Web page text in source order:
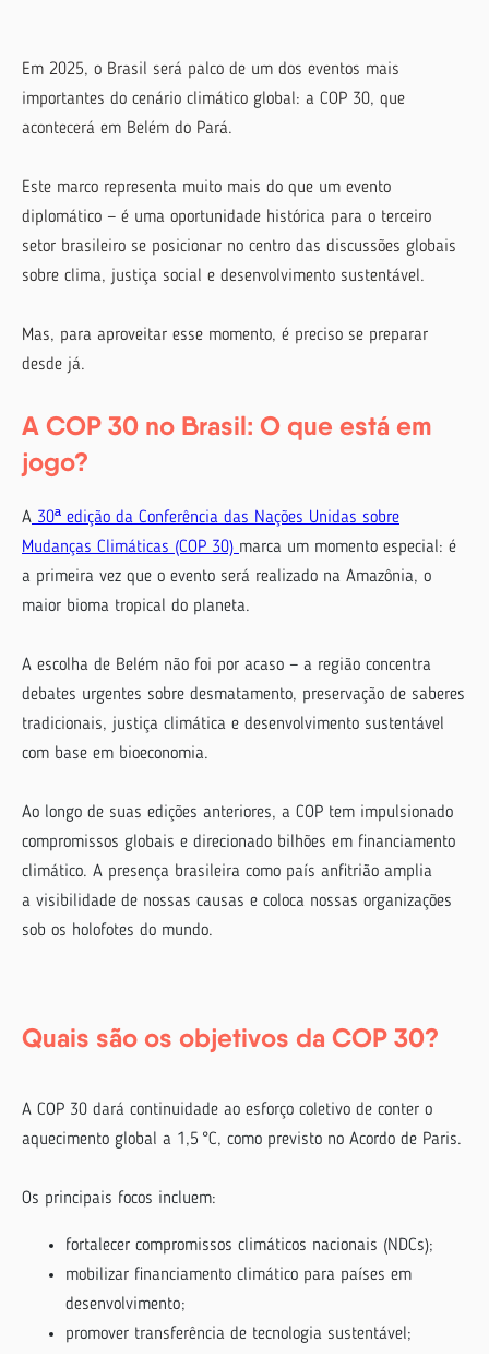
Em 2025, o Brasil será palco de um dos eventos mais
importantes do cenário climático global: a COP 30, que
acontecerá em Belém do Pará.
Este marco representa muito mais do que um evento
diplomático — é uma oportunidade histórica para o terceiro
setor brasileiro se posicionar no centro das discussões globais
sobre clima, justiça social e desenvolvimento sustentável.
Mas, para aproveitar esse momento, é preciso se preparar
desde já.
A COP 30 no Brasil: O que está em
jogo?
A 30ª edição da Conferência das Nações Unidas sobre
Mudanças Climáticas (COP 30) marca um momento especial: é
a primeira vez que o evento será realizado na Amazônia, o
maior bioma tropical do planeta.
A escolha de Belém não foi por acaso — a região concentra
debates urgentes sobre desmatamento, preservação de saberes
tradicionais, justiça climática e desenvolvimento sustentável
com base em bioeconomia.
Ao longo de suas edições anteriores, a COP tem impulsionado
compromissos globais e direcionado bilhões em financiamento
climático. A presença brasileira como país anfitrião amplia
a visibilidade de nossas causas e coloca nossas organizações
sob os holofotes do mundo.
Quais são os objetivos da COP 30?
A COP 30 dará continuidade ao esforço coletivo de conter o
aquecimento global a 1,5 °C, como previsto no Acordo de Paris.
Os principais focos incluem:
fortalecer compromissos climáticos nacionais (NDCs);
mobilizar financiamento climático para países em
desenvolvimento;
promover transferência de tecnologia sustentável;